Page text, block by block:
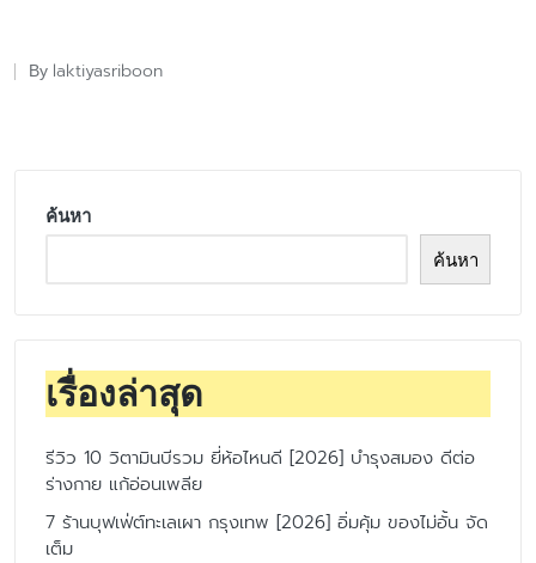
Posted
By laktiyasriboon
ค้นหา
ค้นหา
เรื่องล่าสุด
รีวิว 10 วิตามินบีรวม ยี่ห้อไหนดี [2026] บำรุงสมอง ดีต่อ
ร่างกาย แก้อ่อนเพลีย
7 ร้านบุฟเฟ่ต์ทะเลเผา กรุงเทพ [2026] อิ่มคุ้ม ของไม่อั้น จัด
เต็ม